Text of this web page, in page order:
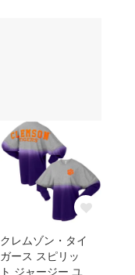
クレムゾン・タイ
ガース スピリッ
ト ジャージー ユ